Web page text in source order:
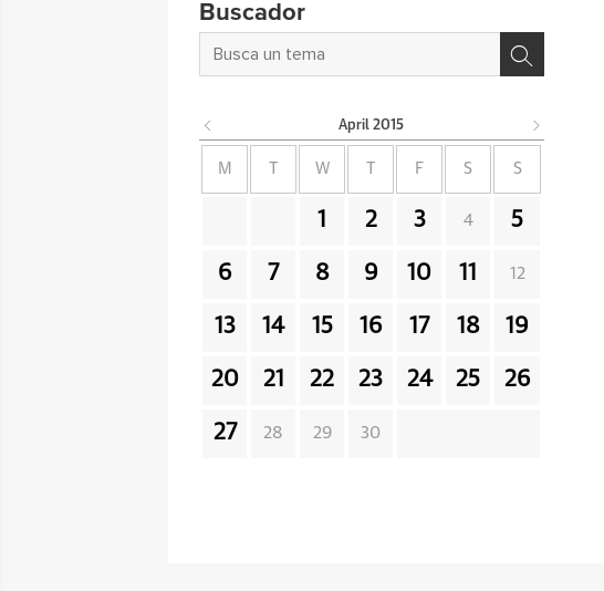
Buscador
April 2015
M W F S S
1 2 3 4 5
6 7 8 9 10 11 12
13 14 15 16 17 18 19
20 21 22 23 24 25 26
27 28 29 30